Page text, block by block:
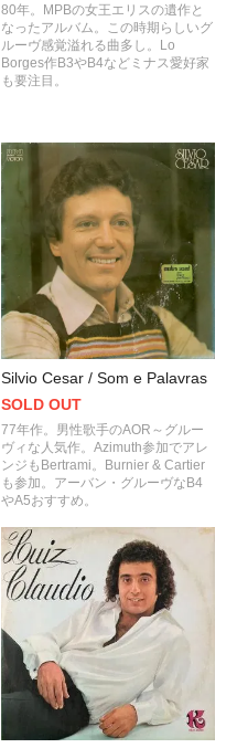
80年。MPBの女王エリスの遺作と
なったアルバム。この時期らしいグ
ルーヴ感覚溢れる曲多し。Lo
Borges作B3やB4などミナス愛好家
も要注目。
Silvio Cesar / Som e Palavras
SOLD OUT
77年作。男性歌手のAOR～グルー
ヴィな人気作。Azimuth参加でアレ
ンジもBertrami。Burnier & Cartier
も参加。アーバン・グルーヴなB4
やA5おすすめ。